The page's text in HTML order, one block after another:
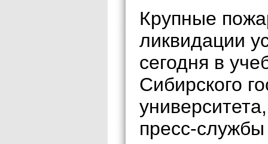
Крупные
ликвидации
сегодня в
Сибирского
пресс-